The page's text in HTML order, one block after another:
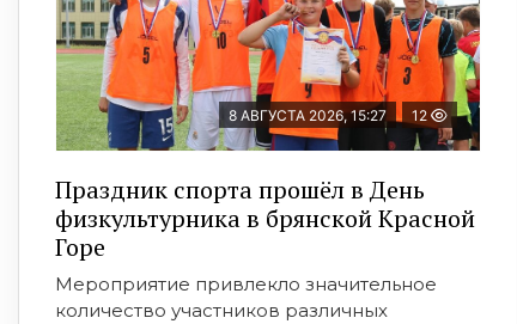
8 АВГУСТА 2026, 15:27 12
Праздник спорта прошёл в День
физкультурника в брянской Красной
Горе
Мероприятие привлекло значительное
количество участников различных